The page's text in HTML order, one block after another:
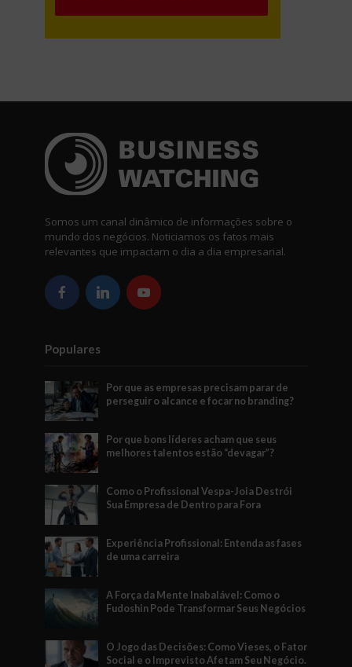
Somos um canal dinâmico de informações sobre o
mundo dos negócios. Noticiamos os fatos mais
relevantes que impactam o dia a dia empresarial.
Populares
Por que as empresas precisam parar de
perseguir o alcance e focar no branding?
Por que bons líderes acham que seus
melhores talentos estão “devagar”?
Como o Profissional Vespa-Joia Destrói
Sua Empresa de Dentro para Fora
Experiência Profissional: Entenda as fases
de uma carreira
A Força da Mente Inabalável: Como o
Fudoshin Pode Transformar Seus Negócios
O Jogo das Decisões: Como Vieses, o Fator
Social e o Imprevisto Afetam Seu Negócio.